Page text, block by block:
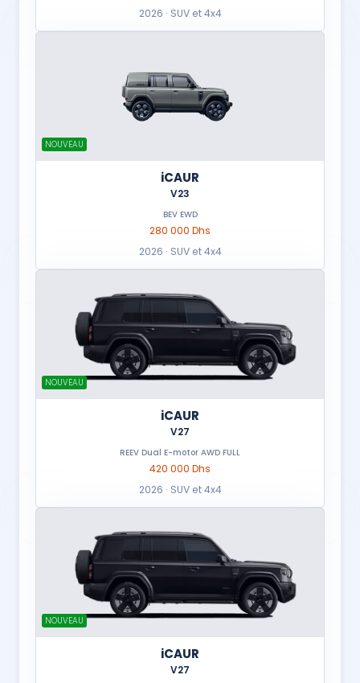
2026 · SUV et 4x4
NOUVEAU
iCAUR
V23
BEV EWD
280 000 Dhs
2026 · SUV et 4x4
NOUVEAU
iCAUR
V27
REEV Dual E-motor AWD FULL
420 000 Dhs
2026 · SUV et 4x4
NOUVEAU
iCAUR
V27